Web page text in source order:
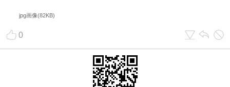
jpg画像(82KB)
0